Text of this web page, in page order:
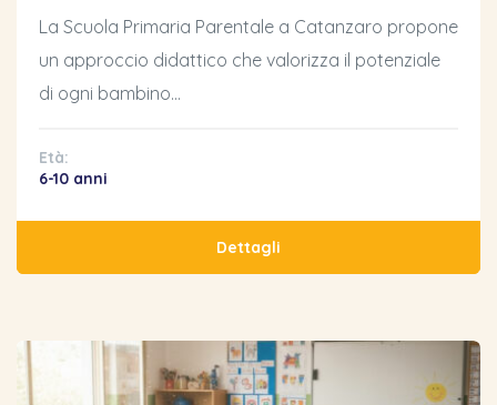
La Scuola Primaria Parentale a Catanzaro propone
un approccio didattico che valorizza il potenziale
di ogni bambino…
Età:
6-10 anni
Dettagli